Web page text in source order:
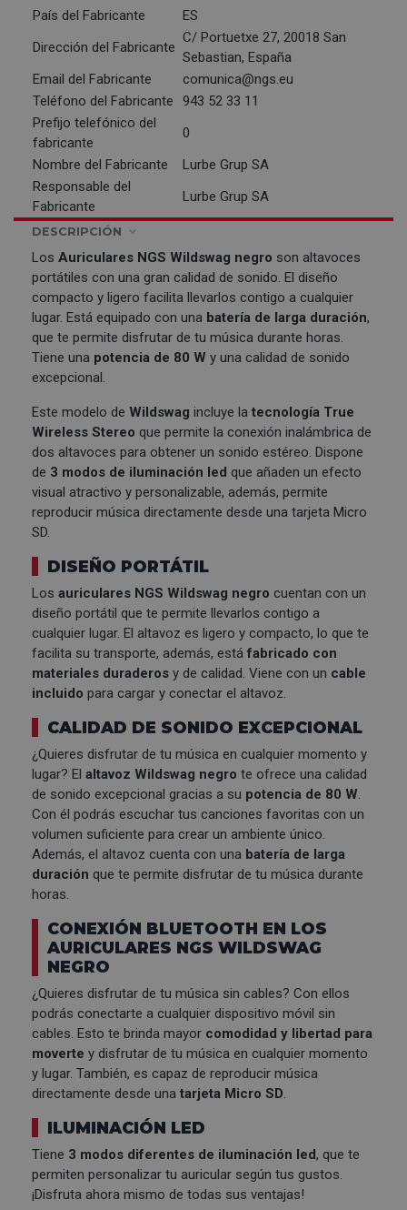
País del Fabricante
ES
Dirección del Fabricante
C/ Portuetxe 27, 20018 San
Sebastian, España
Email del Fabricante
comunica@ngs.eu
Teléfono del Fabricante
943 52 33 11
Prefijo telefónico del
fabricante
0
Nombre del Fabricante
Lurbe Grup SA
Responsable del
Fabricante
Lurbe Grup SA
DESCRIPCIÓN
Los Auriculares NGS Wildswag negro son altavoces
portátiles con una gran calidad de sonido. El diseño
compacto y ligero facilita llevarlos contigo a cualquier
lugar. Está equipado con una batería de larga duración,
que te permite disfrutar de tu música durante horas.
Tiene una potencia de 80 W y una calidad de sonido
excepcional.
Este modelo de Wildswag incluye la tecnología True
Wireless Stereo que permite la conexión inalámbrica de
dos altavoces para obtener un sonido estéreo. Dispone
de 3 modos de iluminación led que añaden un efecto
visual atractivo y personalizable, además, permite
reproducir música directamente desde una tarjeta Micro
SD.
DISEÑO PORTÁTIL
Los auriculares NGS Wildswag negro cuentan con un
diseño portátil que te permite llevarlos contigo a
cualquier lugar. El altavoz es ligero y compacto, lo que te
facilita su transporte, además, está fabricado con
materiales duraderos y de calidad. Viene con un cable
incluido para cargar y conectar el altavoz.
CALIDAD DE SONIDO EXCEPCIONAL
¿Quieres disfrutar de tu música en cualquier momento y
lugar? El altavoz Wildswag negro te ofrece una calidad
de sonido excepcional gracias a su potencia de 80 W.
Con él podrás escuchar tus canciones favoritas con un
volumen suficiente para crear un ambiente único.
Además, el altavoz cuenta con una batería de larga
duración que te permite disfrutar de tu música durante
horas.
CONEXIÓN BLUETOOTH EN LOS
AURICULARES NGS WILDSWAG
NEGRO
¿Quieres disfrutar de tu música sin cables? Con ellos
podrás conectarte a cualquier dispositivo móvil sin
cables. Esto te brinda mayor comodidad y libertad para
moverte y disfrutar de tu música en cualquier momento
y lugar. También, es capaz de reproducir música
directamente desde una tarjeta Micro SD.
ILUMINACIÓN LED
Tiene 3 modos diferentes de iluminación led, que te
permiten personalizar tu auricular según tus gustos.
¡Disfruta ahora mismo de todas sus ventajas!